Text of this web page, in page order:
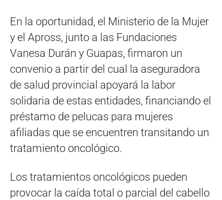
En la oportunidad, el Ministerio de la Mujer
y el Apross, junto a las Fundaciones
Vanesa Durán y Guapas, firmaron un
convenio a partir del cual la aseguradora
de salud provincial apoyará la labor
solidaria de estas entidades, financiando el
préstamo de pelucas para mujeres
afiliadas que se encuentren transitando un
tratamiento oncológico.
Los tratamientos oncológicos pueden
provocar la caída total o parcial del cabello